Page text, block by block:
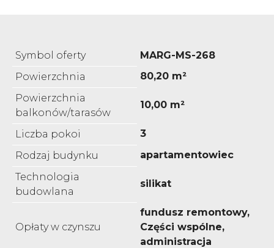
Symbol oferty
MARG-MS-268
Powierzchnia
80,20 m²
Powierzchnia
balkonów/tarasów
10,00 m²
Liczba pokoi
3
Rodzaj budynku
apartamentowiec
Technologia
budowlana
silikat
Opłaty w czynszu
fundusz remontowy,
Części wspólne,
administracja